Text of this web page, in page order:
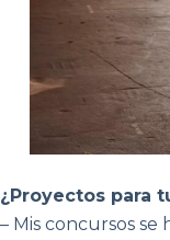
¿Proyectos para
– Mis concursos